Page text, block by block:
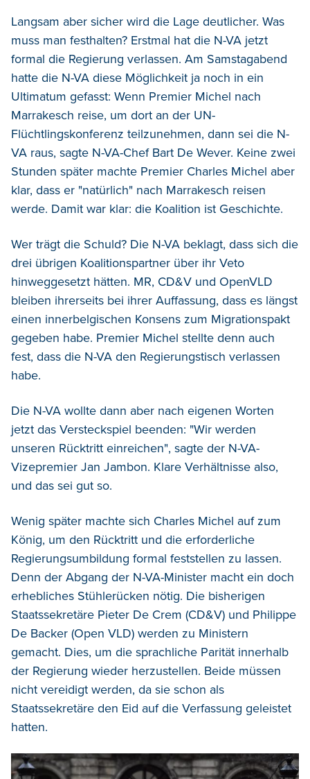
Langsam aber sicher wird die Lage deutlicher. Was
muss man festhalten? Erstmal hat die N-VA jetzt
formal die Regierung verlassen. Am Samstagabend
hatte die N-VA diese Möglichkeit ja noch in ein
Ultimatum gefasst: Wenn Premier Michel nach
Marrakesch reise, um dort an der UN-
Flüchtlingskonferenz teilzunehmen, dann sei die N-
VA raus, sagte N-VA-Chef Bart De Wever. Keine zwei
Stunden später machte Premier Charles Michel aber
klar, dass er "natürlich" nach Marrakesch reisen
werde. Damit war klar: die Koalition ist Geschichte.
Wer trägt die Schuld? Die N-VA beklagt, dass sich die
drei übrigen Koalitionspartner über ihr Veto
hinweggesetzt hätten. MR, CD&V und OpenVLD
bleiben ihrerseits bei ihrer Auffassung, dass es längst
einen innerbelgischen Konsens zum Migrationspakt
gegeben habe. Premier Michel stellte denn auch
fest, dass die N-VA den Regierungstisch verlassen
habe.
Die N-VA wollte dann aber nach eigenen Worten
jetzt das Versteckspiel beenden: "Wir werden
unseren Rücktritt einreichen", sagte der N-VA-
Vizepremier Jan Jambon. Klare Verhältnisse also,
und das sei gut so.
Wenig später machte sich Charles Michel auf zum
König, um den Rücktritt und die erforderliche
Regierungsumbildung formal feststellen zu lassen.
Denn der Abgang der N-VA-Minister macht ein doch
erhebliches Stühlerücken nötig. Die bisherigen
Staatssekretäre Pieter De Crem (CD&V) und Philippe
De Backer (Open VLD) werden zu Ministern
gemacht. Dies, um die sprachliche Parität innerhalb
der Regierung wieder herzustellen. Beide müssen
nicht vereidigt werden, da sie schon als
Staatssekretäre den Eid auf die Verfassung geleistet
hatten.